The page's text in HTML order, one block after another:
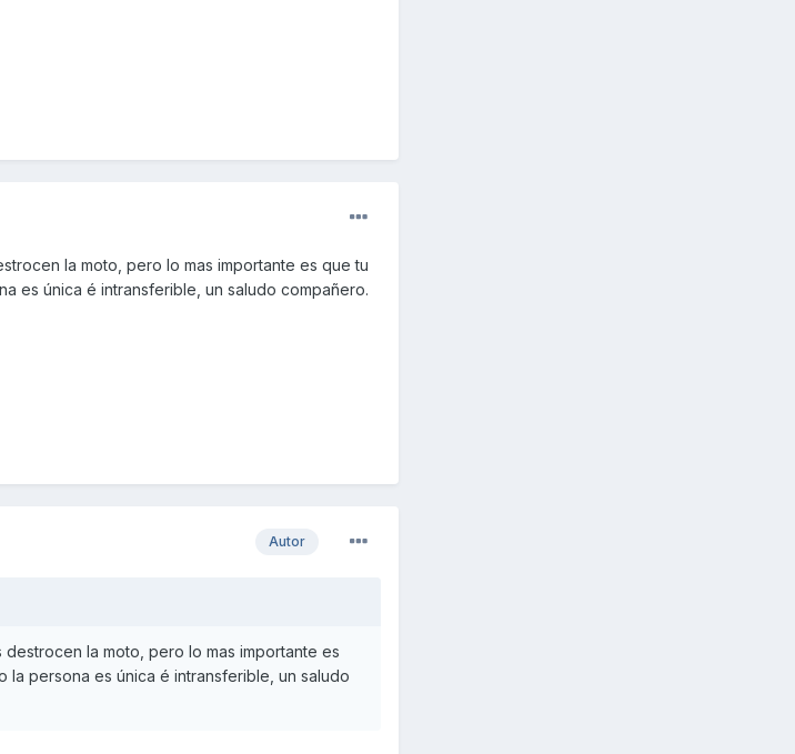
la moto, pero lo mas importante es que tu
es única é intransferible, un saludo compañero.
Autor
la moto, pero lo mas importante es
persona es única é intransferible, un saludo